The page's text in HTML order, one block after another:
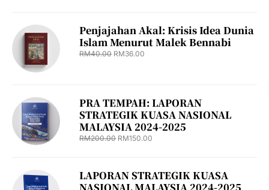
Penjajahan Akal: Krisis Idea Dunia
Islam Menurut Malek Bennabi
RM40.00 RM36.00
PRA TEMPAH: LAPORAN
STRATEGIK KUASA NASIONAL
MALAYSIA 2024-2025
RM200.00 RM150.00
LAPORAN STRATEGIK KUASA